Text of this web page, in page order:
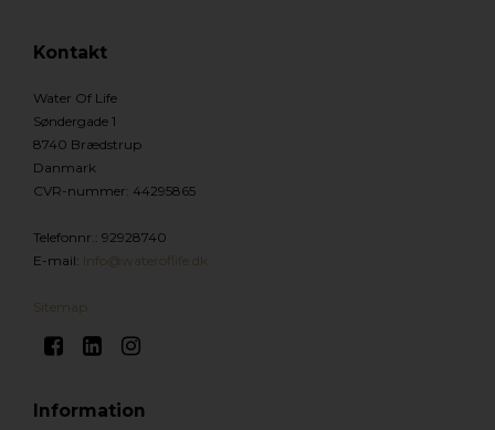
Kontakt
Water Of Life
Søndergade 1
8740 Brædstrup
Danmark
CVR-nummer: 44295865
Telefonnr.: 92928740
E-mail: Info@wateroflife.dk
Sitemap
Information